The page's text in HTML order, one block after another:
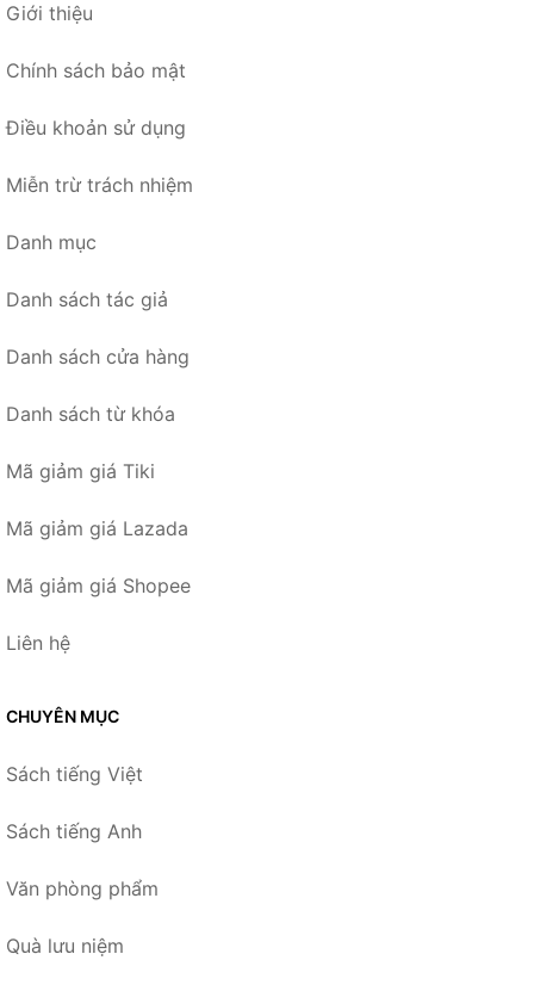
Giới thiệu
Chính sách bảo mật
Điều khoản sử dụng
Miễn trừ trách nhiệm
Danh mục
Danh sách tác giả
Danh sách cửa hàng
Danh sách từ khóa
Mã giảm giá Tiki
Mã giảm giá Lazada
Mã giảm giá Shopee
Liên hệ
CHUYÊN MỤC
Sách tiếng Việt
Sách tiếng Anh
Văn phòng phẩm
Quà lưu niệm